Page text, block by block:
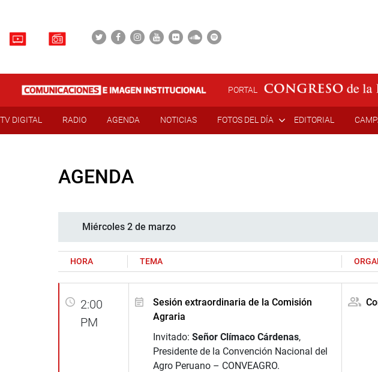
PORTAL
TV DIGITAL RADIO AGENDA NOTICIAS FOTOS DEL DÍA EDITORIAL
AGENDA
Miércoles 2 de marzo
HORA TEMA
2:00
PM
Sesión extraordinaria de la Comisión
Agraria
Invitado: Señor Clímaco Cárdenas,
Presidente de la Convención Nacional del
Agro Peruano – CONVEAGRO.